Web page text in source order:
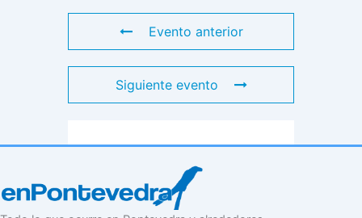
Evento anterior
Siguiente evento